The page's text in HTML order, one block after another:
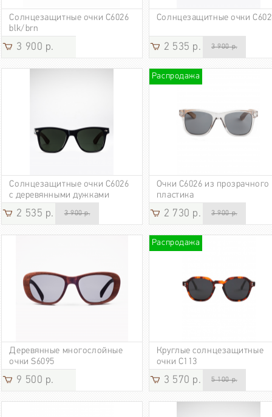
Солнцезащитные очки С6026
blk/brn
3 900 р.
Солнцезащитные очки
2 535 р. 3 900 р.
Солнцезащитные очки C6026
с деревянными дужками
2 535 р. 3 900 р.
Распродажа
Очки C6026 из прозрачного
пластика
2 730 р. 3 900 р.
Деревянные многослойные
очки S6095
9 500 р.
Распродажа
Круглые солнцезащитные
очки C113
3 570 р. 5 100 р.